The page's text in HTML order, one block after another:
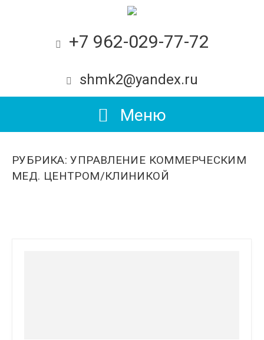
+7 962-029-77-72
shmk2@yandex.ru
Меню
РУБРИКА: УПРАВЛЕНИЕ КОММЕРЧЕСКИМ
МЕД. ЦЕНТРОМ/КЛИНИКОЙ